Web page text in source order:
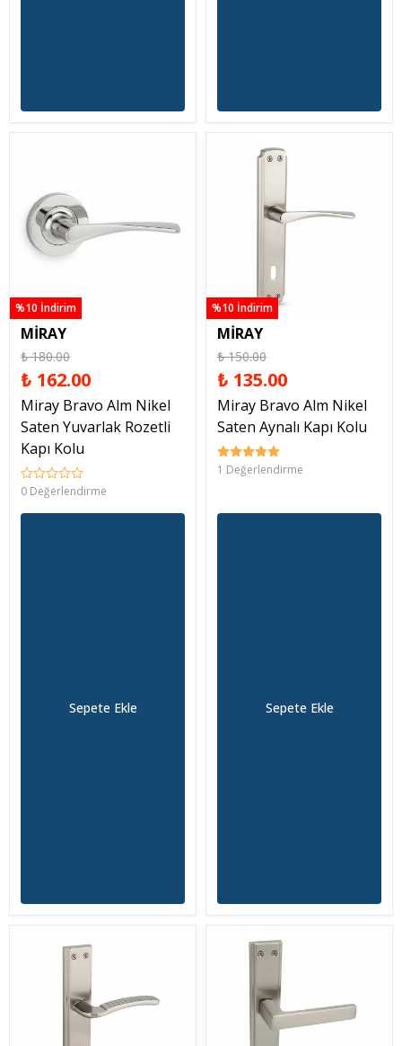
%10 İndirim
MİRAY
₺ 180.00
₺ 162.00
Miray Bravo Alm Nikel
Saten Yuvarlak Rozetli
Kapı Kolu
0 Değerlendirme
Sepete Ekle
%10 İndirim
MİRAY
₺ 150.00
₺ 135.00
Miray Bravo Alm Nikel
Saten Aynalı Kapı Kolu
1 Değerlendirme
Sepete Ekle